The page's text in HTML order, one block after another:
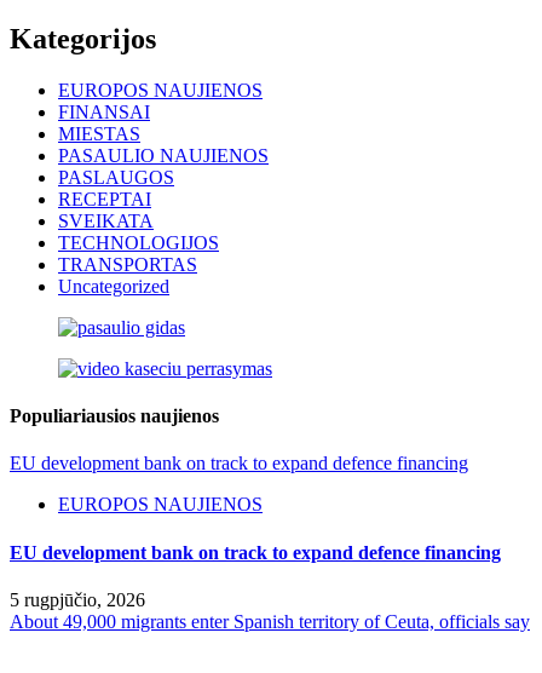
Kategorijos
EUROPOS NAUJIENOS
FINANSAI
MIESTAS
PASAULIO NAUJIENOS
PASLAUGOS
RECEPTAI
SVEIKATA
TECHNOLOGIJOS
TRANSPORTAS
Uncategorized
Populiariausios naujienos
EU development bank on track to expand defence financing
EUROPOS NAUJIENOS
EU development bank on track to expand defence financing
5 rugpjūčio, 2026
About 49,000 migrants enter Spanish territory of Ceuta, officials say